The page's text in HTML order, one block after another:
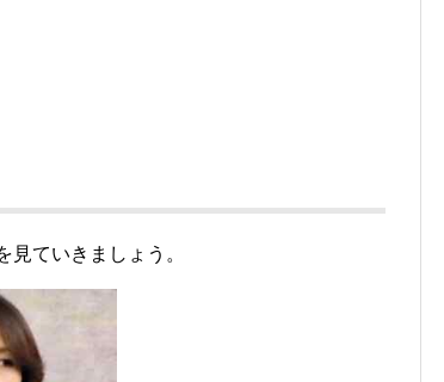
ていきましょう。